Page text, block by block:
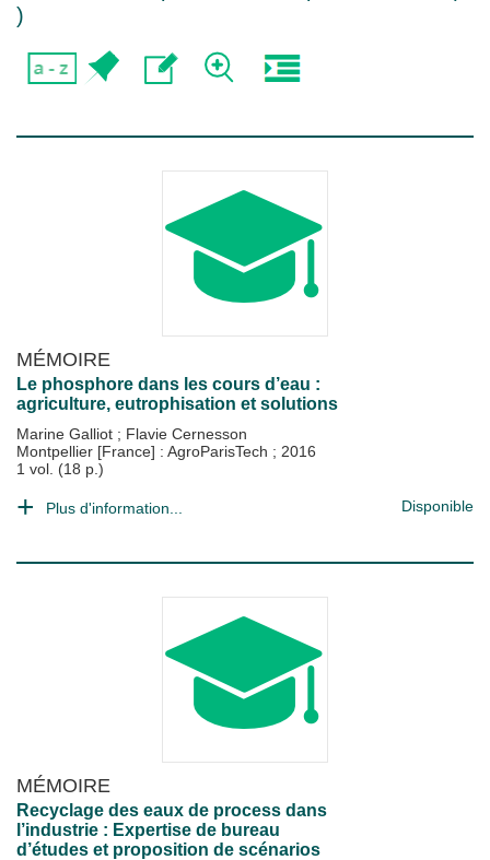
)
MÉMOIRE
Le phosphore dans les cours d’eau :
agriculture, eutrophisation et solutions
Marine Galliot ; Flavie Cernesson
Montpellier [France] : AgroParisTech ; 2016
1 vol. (18 p.)
Plus d'information... Disponible
MÉMOIRE
Recyclage des eaux de process dans
l’industrie : Expertise de bureau
d’études et proposition de scénarios